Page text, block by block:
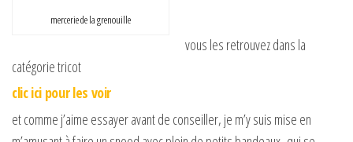
mercerie de la grenouille
vous les retrouvez dans la
catégorie tricot
clic ici pour les voir
et comme j’aime essayer avant de conseiller, je m’y suis mise en